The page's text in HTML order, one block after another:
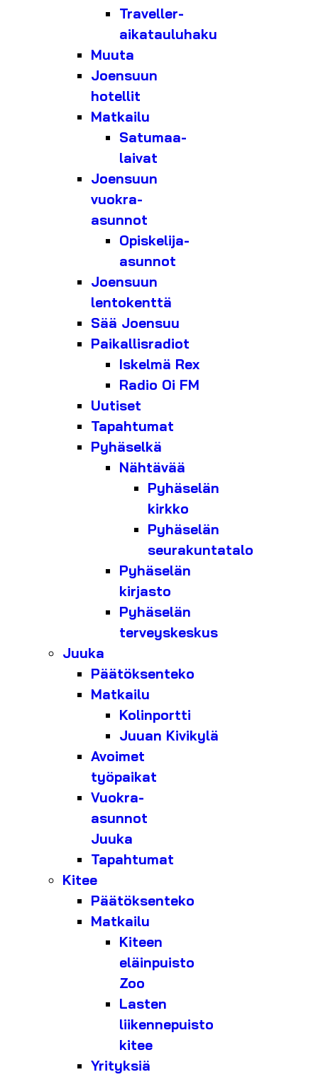
Traveller-
aikatauluhaku
Muuta
Joensuun
hotellit
Matkailu
Satumaa-
laivat
Joensuun
vuokra-
asunnot
Opiskelija-
asunnot
Joensuun
lentokenttä
Sää Joensuu
Paikallisradiot
Iskelmä Rex
Radio Oi FM
Uutiset
Tapahtumat
Pyhäselkä
Nähtävää
Pyhäselän
kirkko
Pyhäselän
seurakuntatalo
Pyhäselän
kirjasto
Pyhäselän
terveyskeskus
Juuka
Päätöksenteko
Matkailu
Kolinportti
Juuan Kivikylä
Avoimet
työpaikat
Vuokra-
asunnot
Juuka
Tapahtumat
Kitee
Päätöksenteko
Matkailu
Kiteen
eläinpuisto
Zoo
Lasten
liikennepuisto
kitee
Yrityksiä